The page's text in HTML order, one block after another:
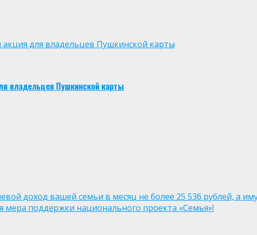
акция для владельцев Пушкинской карты
владельцев Пушкинской карты
доход вашей семьи в месяц не более 25 536 рублей, а
поддержки национального проекта «Семья»!